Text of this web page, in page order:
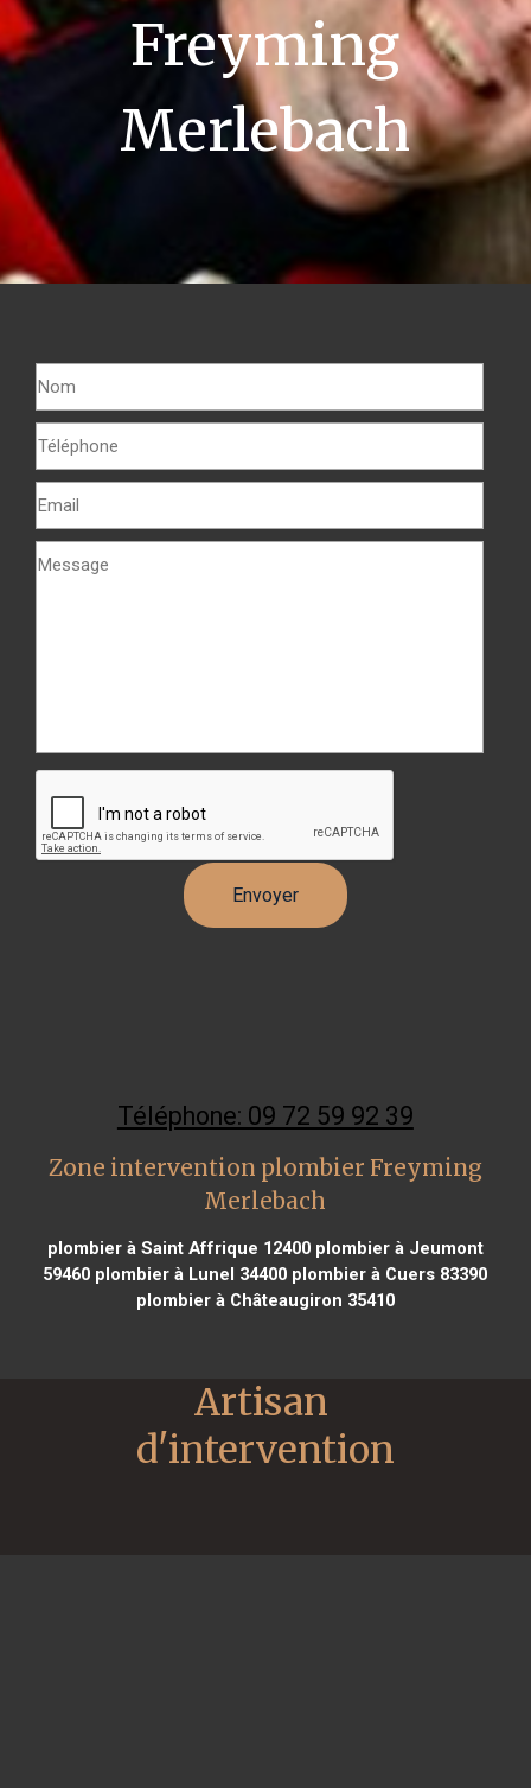
Freyming
Merlebach
Téléphone: 09 72 59 92 39
Zone intervention plombier Freyming
Merlebach
plombier à Saint Affrique 12400plombier à Jeumont
59460 plombier à Lunel 34400 plombier à Cuers 83390
plombier à Châteaugiron 35410
Artisan
d'intervention